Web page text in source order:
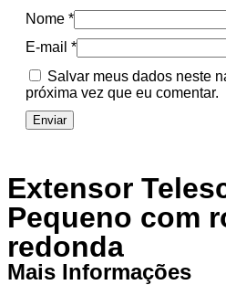
Nome *
E-mail *
Salvar meus dados neste
próxima vez que eu comentar.
Extensor
Pequeno com
redonda
Mais Informações